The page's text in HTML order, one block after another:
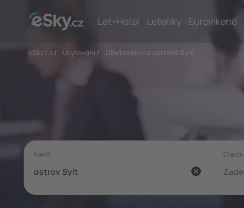
Let+Hotel Letenky Eurovíkend
eSky.cz/ ubytovani / Ubytování na ostrově Sylt